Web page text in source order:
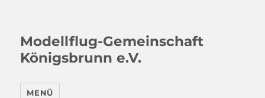
Modellflug-Gemeinschaft
Königsbrunn e.V.
MENÜ